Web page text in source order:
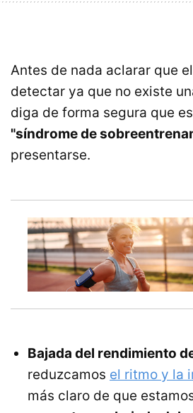
Antes de nada aclarar que
detectar ya que no existe
diga de forma segura que
"síndrome de
presentarse.
Bajada del rendimiento
reduzcamos el ritmo y la
más claro de que